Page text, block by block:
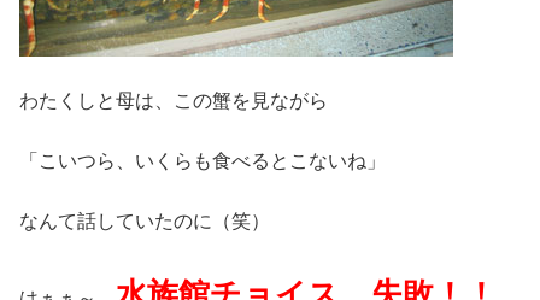
わたくしと母は、この蟹を見ながら
「こいつら、いくらも食べるとこないね」
なんて話していたのに（笑）